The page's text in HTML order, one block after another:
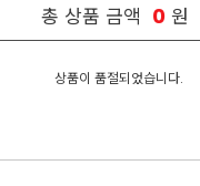
총 상품 금액 0 원
상품이 품절되었습니다.